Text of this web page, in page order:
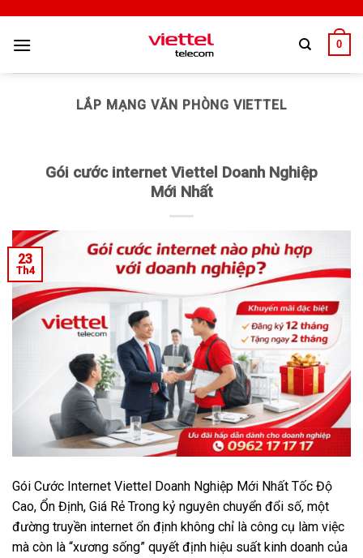
0
LẮP MẠNG VĂN PHÒNG VIETTEL
Gói cước internet Viettel Doanh Nghiệp
Mới Nhất
23
Th4
Gói Cước Internet Viettel Doanh Nghiệp Mới Nhất Tốc Độ
Cao, Ổn Định, Giá Rẻ Trong kỷ nguyên chuyển đổi số, một
đường truyền internet ổn định không chỉ là công cụ làm việc
mà còn là “xương sống” quyết định hiệu suất kinh doanh của